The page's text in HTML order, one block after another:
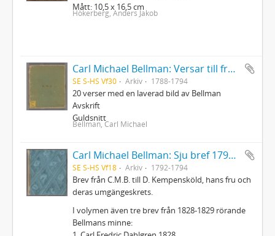
Mått: 10,5 x 16,5 cm
Hökerberg, Anders Jakob
Carl Michael Bellman: Versar till fru Helena Qviding och medlemmar af hennes familj, 1788-1794
SE S-HS Vf30 Arkiv 1788-1794
20 verser med en laverad bild av Bellman
Avskrift
Guldsnitt
Bellman, Carl Michael
Carl Michael Bellman: Sju bref 1792, 93, 94 egenhändigt skrifna af B- och försedda med förlagda teckningar + bilagor
SE S-HS Vf18 Arkiv 1792-1794
Brev från C.M.B. till D. Kempensköld, hans fru och
deras umgängeskrets.
I volymen även tre brev från 1828-1829 rörande
Bellmans minne: